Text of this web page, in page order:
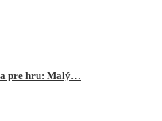
pre hru: Malý…